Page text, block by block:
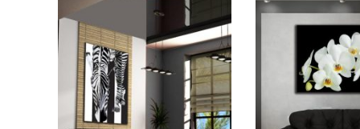
wariantów.
Opcje
można
wybrać
stronie
produktu